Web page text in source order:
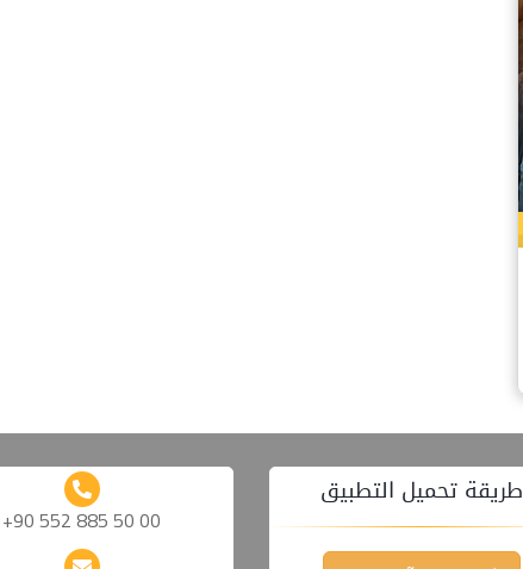
طريقة تحميل التطبيق
+90 552 885 50 00